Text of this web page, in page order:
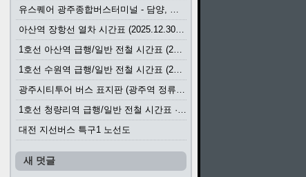
유스퀘어 광주종합버스터미널 - 담양, 순창, 남원, 무주, 장수, 거창, 대구 방면 시외버스 시간표 (2026...
아산역 장항선 열차 시간표 (2025.12.30 기준) (무궁화호, ITX-마음, 새마을호, 서해금빛열차)
1호선 아산역 급행/일반 전철 시간표 (2025.12.30~)
1호선 수원역 급행/일반 전철 시간표 (2025.12.30~)
광주시티투어 버스 표지판 (광주역 정류장) (2024?)
1호선 청량리역 급행/일반 전철 시간표 · 노선도 (2025.12.30~)
대전 지선버스 특구1 노선도
새 덧글